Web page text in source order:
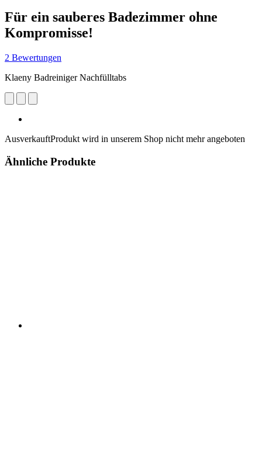
Für ein sauberes Badezimmer ohne
Kompromisse!
2 Bewertungen
Klaeny Badreiniger Nachfülltabs
AusverkauftProdukt wird in unserem Shop nicht mehr angeboten
Ähnliche Produkte